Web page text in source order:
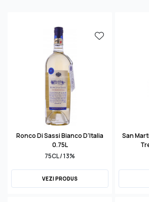
Ronco Di Sassi Bianco D'Italia
0.75L
75CL / 13%
VEZI PRODUS
San